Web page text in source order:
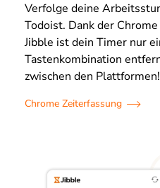
Verfolge deine
Todoist. Dank der
Jibble ist dein Timer nur
Tastenkombination
zwischen den Plattformen!
Chrome Zeiterfassung